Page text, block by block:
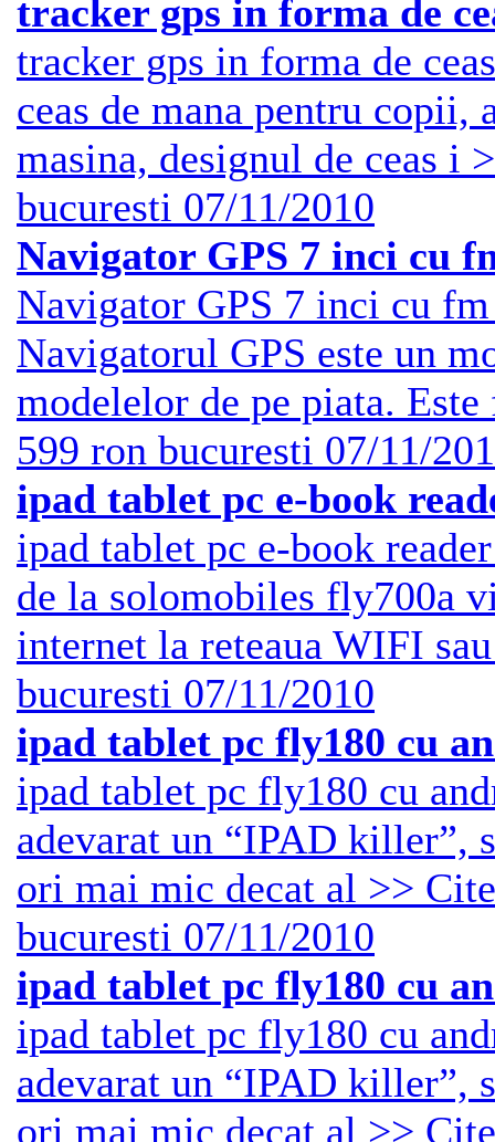
tracker gps in forma de
tracker gps in forma de
ceas de mana pentru
masina, designul de ceas i
bucuresti 07/11/2010
Navigator GPS 7 inci cu
Navigator GPS 7 inci cu
Navigatorul GPS este un
modelelor de pe piata.
599 ron bucuresti 07/11/
ipad tablet pc e-book
ipad tablet pc e-book
de la solomobiles fly700a
internet la reteaua WIFI
bucuresti 07/11/2010
ipad tablet pc fly180 cu
ipad tablet pc fly180 cu
adevarat un “IPAD killer”,
ori mai mic decat al >>
bucuresti 07/11/2010
ipad tablet pc fly180 cu
ipad tablet pc fly180 cu
adevarat un “IPAD killer”,
ori mai mic decat al >>